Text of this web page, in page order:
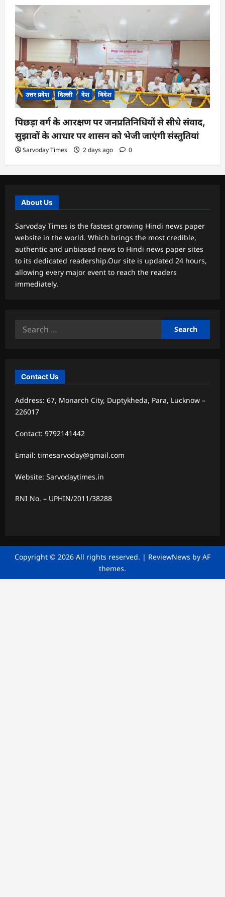
उत्तर प्रदेश दिल्ली देश विदेश
पिछड़ा वर्ग के आरक्षण पर जनप्रतिनिधियों से सीधे संवाद,
सुझावों के आधार पर शासन को भेजी जाएंगी संस्तुतियां
Sarvoday Times 2 days ago 0
About Us
Sarvoday Times is the fastest growing Hindi news paper
website in the world. Which brings the most credible,
authentic and unbiased news to Hindi news paper sites
to its dedicated readership.Our site is updated 24 hours,
allowing every major event to reach the readers
immediately.
Search
Contact Us
Address: 67, Monarch City, Duptykheda, Para, Lucknow –
226017
Contact: 9792141442
Email: timesarvoday@gmail.com
Website: Sarvodaytimes.in
RNI No. – UPHIN/2011/38288
Copyright © 2026 All rights reserved. | ReviewNews by AF
themes.